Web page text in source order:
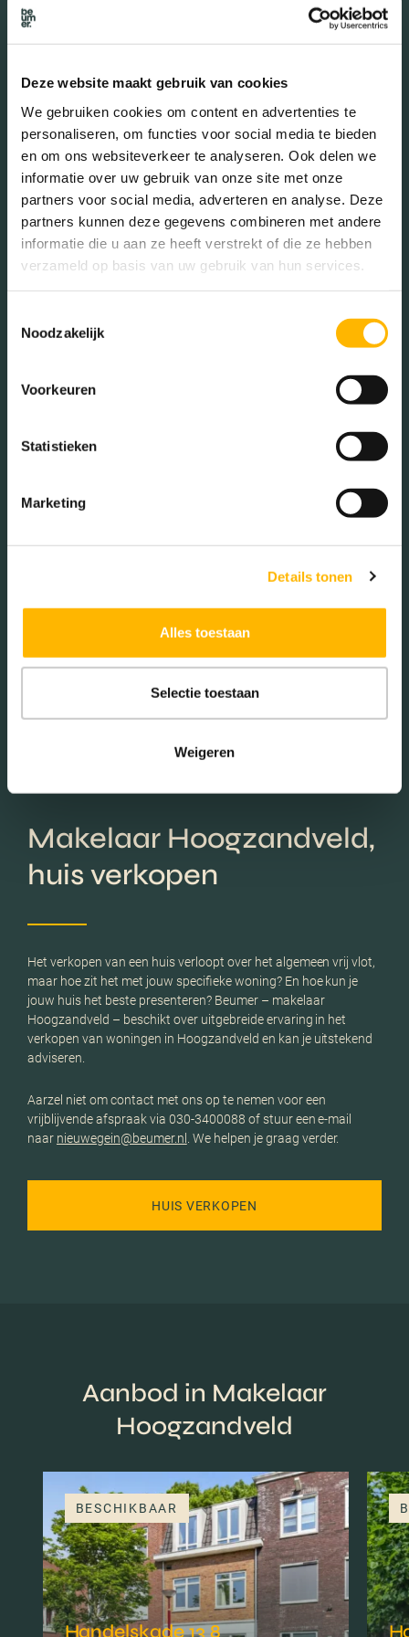
Deze website maakt gebruik van cookies
We gebruiken cookies om content en advertenties te
personaliseren, om functies voor social media te bieden
en om ons websiteverkeer te analyseren. Ook delen we
informatie over uw gebruik van onze site met onze
partners voor social media, adverteren en analyse. Deze
partners kunnen deze gegevens combineren met andere
informatie die u aan ze heeft verstrekt of die ze hebben
verzameld op basis van uw gebruik van hun services.
Noodzakelijk
Voorkeuren
Statistieken
Marketing
Details tonen
Alles toestaan
Selectie toestaan
Weigeren
Makelaar Hoogzandveld,
een huis kopen
Overweeg je om een huis te kopen in deze wijk? Op dit moment
verloopt de verkoop van woningen hier erg vlot, wat het vinden
je geen zorgen, we staan klaar om je te begeleiden bij je
zoektocht en de uiteindelijke aankoop van jouw droomwoning.
Makelaar Hoogzandveld,
huis verkopen
Het verkopen van een huis verloopt over het algemeen vrij vlot,
maar hoe zit het met jouw specifieke woning? En hoe kun je
jouw huis het beste presenteren? Beumer – makelaar
Hoogzandveld – beschikt over uitgebreide ervaring in het
verkopen van woningen in Hoogzandveld en kan je uitstekend
adviseren.
Aarzel niet om contact met ons op te nemen voor een
vrijblijvende afspraak via 030-3400088 of stuur een e-mail
naar nieuwegein@beumer.nl . We helpen je graag verder.
HUIS VERKOPEN
Aanbod in Makelaar
Hoogzandveld
BESCHIKBAAR
Handelskade 13 8